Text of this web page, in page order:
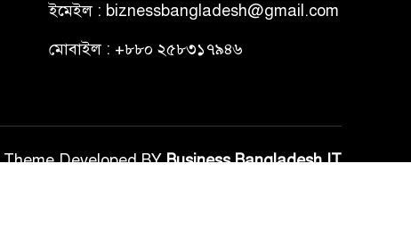
ইমেইল : biznessbangladesh@gmail.com
মোবাইল : +৮৮০ ২৫৮৩১৭৯৪৬
Theme Developed BYBusiness Bangladesh IT